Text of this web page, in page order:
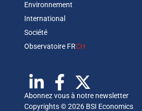
Environnement
International
Société
Observatoire FRCH
Abonnez vous à notre newsletter
Copyrights © 2026 BSI Economics